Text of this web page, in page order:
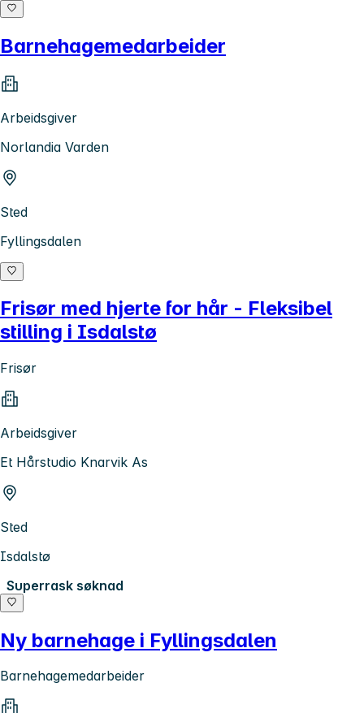
Barnehagemedarbeider
Arbeidsgiver
Norlandia Varden
Sted
Fyllingsdalen
Frisør med hjerte for hår - Fleksibel
stilling i Isdalstø
Frisør
Arbeidsgiver
Et Hårstudio Knarvik As
Sted
Isdalstø
Superrask søknad
Ny barnehage i Fyllingsdalen
Barnehagemedarbeider